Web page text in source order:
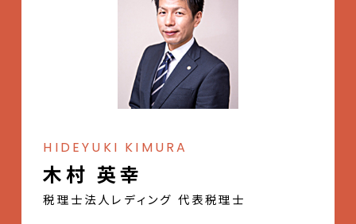
HIDEYUKI KIMURA
木村 英幸
税理士法人レディング 代表税理士